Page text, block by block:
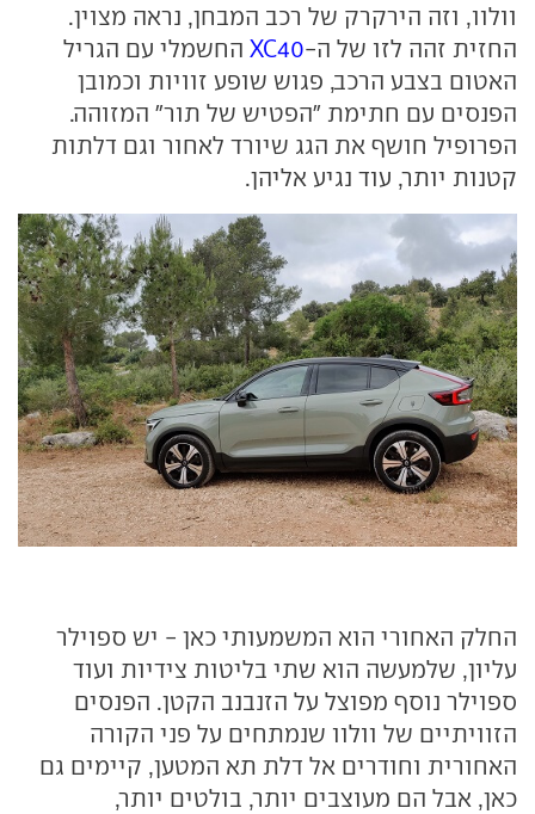
וולוו, וזה הירקרק של רכב המבחן, נראה מצוין.
החזית זהה לזו של ה-XC40 החשמלי עם הגריל
האטום בצבע הרכב, פגוש שופע זוויות וכמובן
הפנסים עם חתימת "הפטיש של תור" המזוהה.
הפרופיל חושף את הגג שיורד לאחור וגם דלתות
קטנות יותר, עוד נגיע אליהן.
החלק האחורי הוא המשמעותי כאן - יש ספוילר
עליון, שלמעשה הוא שתי בליטות צידיות ועוד
ספוילר נוסף מפוצל על הזנבנב הקטן. הפנסים
הזוויתיים של וולוו שנמתחים על פני הקורה
האחורית וחודרים אל דלת תא המטען, קיימים גם
כאן, אבל הם מעוצבים יותר, בולטים יותר,